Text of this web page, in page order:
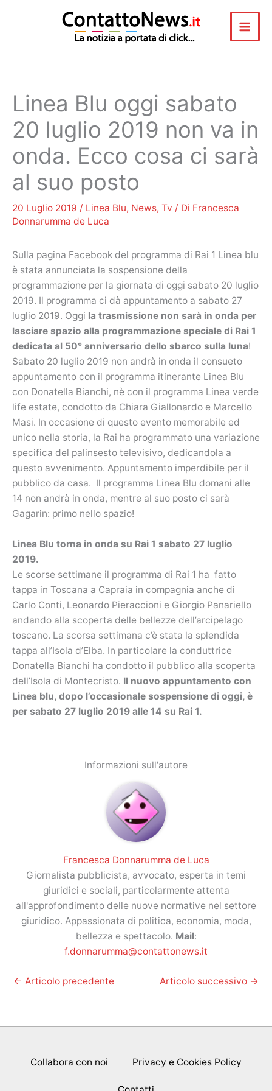
Linea Blu oggi sabato
20 luglio 2019 non va in
onda. Ecco cosa ci sarà
al suo posto
20 Luglio 2019 / Linea Blu, News, Tv / Di Francesca
Donnarumma de Luca
Sulla pagina Facebook del programma di Rai 1 Linea blu
è stata annunciata la sospensione della
programmazione per la giornata di oggi sabato 20 luglio
2019. Il programma ci dà appuntamento a sabato 27
luglio 2019. Oggi la trasmissione non sarà in onda per
lasciare spazio alla programmazione speciale di Rai 1
dedicata al 50° anniversario dello sbarco sulla luna!
Sabato 20 luglio 2019 non andrà in onda il consueto
appuntamento con il programma itinerante Linea Blu
con Donatella Bianchi, nè con il programma Linea verde
life estate, condotto da Chiara Giallonardo e Marcello
Masi. In occasione di questo evento memorabile ed
unico nella storia, la Rai ha programmato una variazione
specifica del palinsesto televisivo, dedicandola a
questo avvenimento. Appuntamento imperdibile per il
pubblico da casa. Il programma Linea Blu domani alle
14 non andrà in onda, mentre al suo posto ci sarà
Gagarin: primo nello spazio!
Linea Blu torna in onda su Rai 1 sabato 27 luglio
2019.
Le scorse settimane il programma di Rai 1 ha fatto
tappa in Toscana a Capraia in compagnia anche di
Carlo Conti, Leonardo Pieraccioni e Giorgio Panariello
andando alla scoperta delle bellezze dell’arcipelago
toscano. La scorsa settimana c’è stata la splendida
tappa all’Isola d’Elba. In particolare la conduttrice
Donatella Bianchi ha condotto il pubblico alla scoperta
dell’Isola di Montecristo. Il nuovo appuntamento con
Linea blu, dopo l’occasionale sospensione di oggi, è
per sabato 27 luglio 2019 alle 14 su Rai 1.
Informazioni sull'autore
Francesca Donnarumma de Luca
Giornalista pubblicista, avvocato, esperta in temi
giuridici e sociali, particolarmente attenta
all'approfondimento delle nuove normative nel settore
giuridico. Appassionata di politica, economia, moda,
bellezza e spettacolo. Mail:
f.donnarumma@contattonews.it
← Articolo precedente Articolo successivo →
Collabora con noi Privacy e Cookies Policy